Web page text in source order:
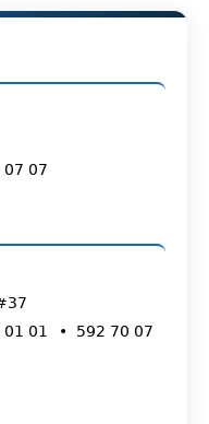
07
01 • 592 70 07